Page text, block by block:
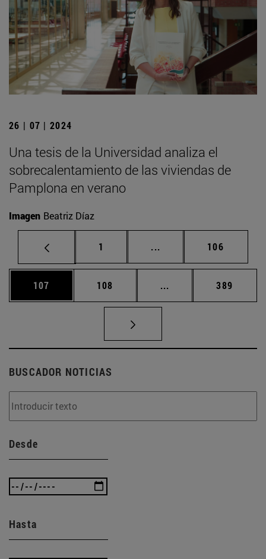
26 | 07 | 2024
Una tesis de la Universidad analiza el
sobrecalentamiento de las viviendas de
Pamplona en verano
Imagen Beatriz Díaz
Página
1 ... Páginas intermedias
Página
106
Página
107 Página
108 ... Páginas intermedias
Página
389
BUSCADOR NOTICIAS
Desde
Hasta